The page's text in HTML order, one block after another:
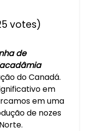
votes)
de
do Canadá.
em
em uma
de nozes